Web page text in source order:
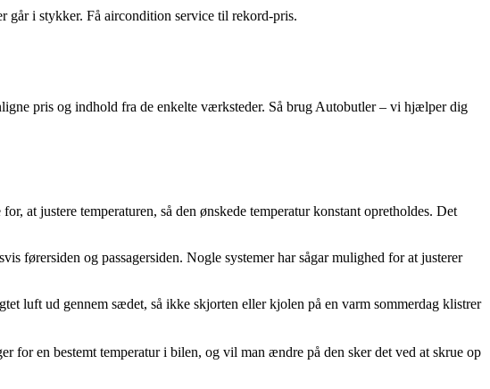
i stykker. Få aircondition service til rekord-pris.
pris og indhold fra de enkelte værksteder. Så brug Autobutler – vi hjælper dig
at justere temperaturen, så den ønskede temperatur konstant opretholdes. Det
førersiden og passagersiden. Nogle systemer har sågar mulighed for at justerer
luft ud gennem sædet, så ikke skjorten eller kjolen på en varm sommerdag klistrer
for en bestemt temperatur i bilen, og vil man ændre på den sker det ved at skrue op